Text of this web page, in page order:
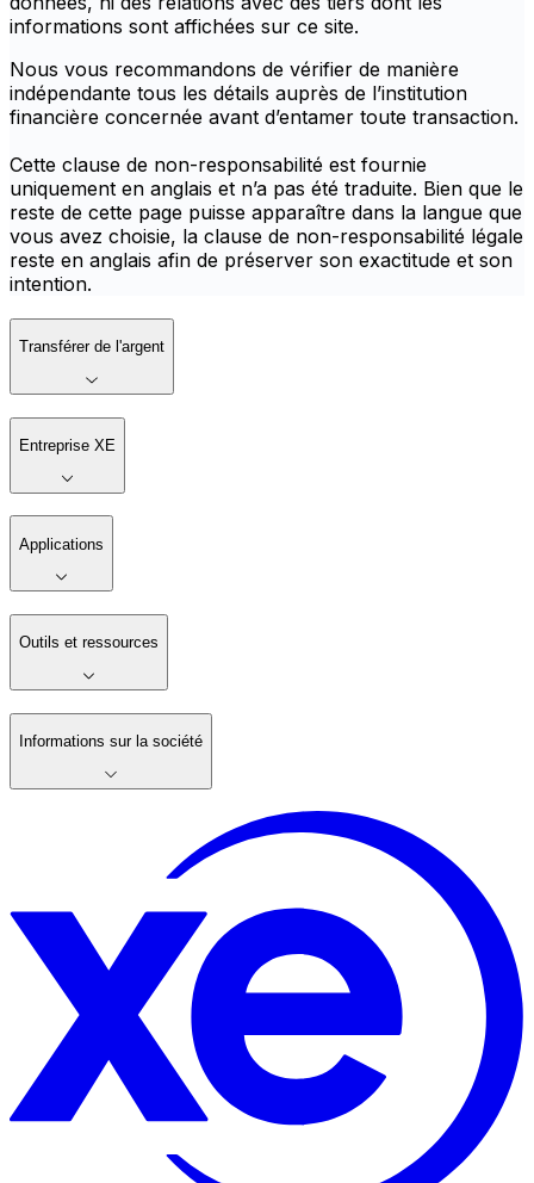
informations sont affichées sur ce site.
Nous vous recommandons de vérifier de manière
indépendante tous les détails auprès de l’institution
financière concernée avant d’entamer toute transaction.
Cette clause de non-responsabilité est fournie
uniquement en anglais et n’a pas été traduite. Bien que le
reste de cette page puisse apparaître dans la langue que
vous avez choisie, la clause de non-responsabilité légale
reste en anglais afin de préserver son exactitude et son
intention.
Transférer de l'argent
Entreprise XE
Applications
Outils et ressources
Informations sur la société